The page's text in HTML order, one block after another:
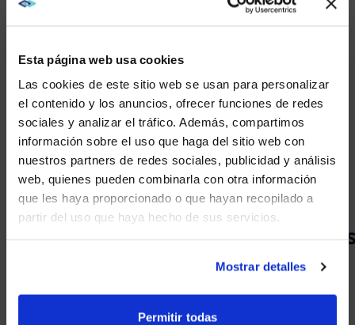
Esta página web usa cookies
Las cookies de este sitio web se usan para personalizar
el contenido y los anuncios, ofrecer funciones de redes
sociales y analizar el tráfico. Además, compartimos
información sobre el uso que haga del sitio web con
nuestros partners de redes sociales, publicidad y análisis
web, quienes pueden combinarla con otra información
que les haya proporcionado o que hayan recopilado a
partir del uso que haya hecho de sus servicios.
Mostrar detalles
Permitir todas
APOYAMOS SU
ECOSISTEMA DE
SIMULACIÓN
CONTÁCTENOS
WE NOTICED YOU'RE IN USA.
instead?
YES, TAKE ME THERE
NO, STAY ON THIS SITE